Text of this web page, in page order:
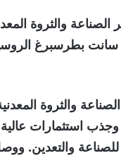
والثروة
سانت بطرسبرغ
والثروة
للصناعة والتعدين.